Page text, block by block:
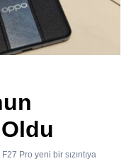
Pro yeni bir sızıntıya